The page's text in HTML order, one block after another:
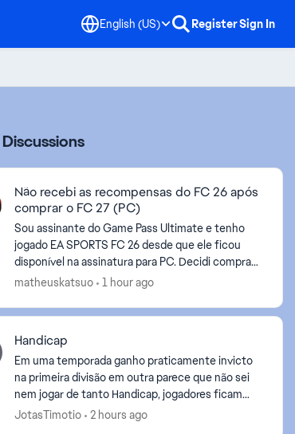
English (US) RegisterSign In
Não recebi as recompensas do FC 26 após
comprar o FC 27 (PC)
Sou assinante do Game Pass Ultimate e tenho
jogado EA SPORTS FC 26 desde que ele ficou
disponível na assinatura para PC. Decidi comprar
o EA SPORTS FC 27 no PC e, até agora, não recebi
matheuskatsuo 1 hour ago
Handicap
Em uma temporada ganho praticamente invicto
na primeira divisão em outra parece que não sei
nem jogar de tanto Handicap, jogadores ficam
parados nas divisões de bola, melhores atacantes
JotasTimotio 2 hours ago